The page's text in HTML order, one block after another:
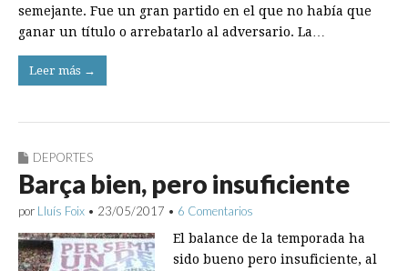
semejante. Fue un gran partido en el que no había que
ganar un título o arrebatarlo al adversario. La…
Leer más →
DEPORTES
Barça bien, pero insuficiente
por Lluís Foix • 23/05/2017 • 6 Comentarios
El balance de la temporada ha
sido bueno pero insuficiente, al